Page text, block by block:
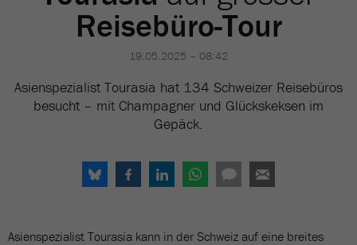
Reisebüro-Tour
19.05.2025 – 08:42
Asienspezialist Tourasia hat 134 Schweizer Reisebüros
besucht – mit Champagner und Glückskeksen im
Gepäck.
Asienspezialist Tourasia kann in der Schweiz auf eine breites